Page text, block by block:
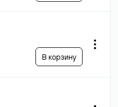
В корзину